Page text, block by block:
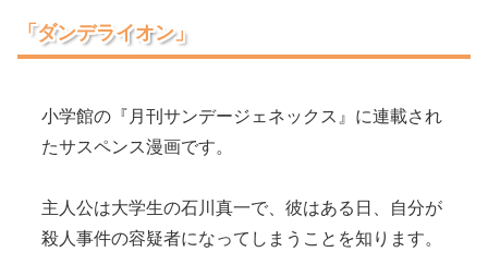
「ダンデライオン」
小学館の『月刊サンデージェネックス』に連載され
たサスペンス漫画です。
主人公は大学生の石川真一で、彼はある日、自分が
殺人事件の容疑者になってしまうことを知ります。